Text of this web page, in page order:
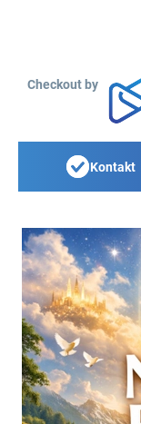
Checkout by
Kontakt